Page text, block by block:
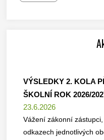
VÝSLEDKY 2. KOLA
ŠKOLNÍ ROK 2026/
23.6.2026
Vážení zákonní
odkazech jednotlivých